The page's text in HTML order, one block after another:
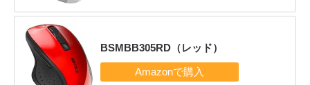
BSMBB305RD（レッド）